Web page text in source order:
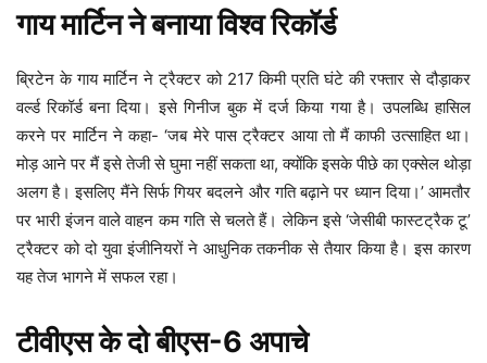
गाय मार्टिन ने बनाया विश्व रिकॉर्ड
ब्रिटेन के गाय मार्टिन ने ट्रैक्टर को 217 किमी प्रति घंटे की रफ्तार से दौड़ाकर
वर्ल्ड रिकॉर्ड बना दिया। इसे गिनीज बुक में दर्ज किया गया है। उपलब्धि हासिल
करने पर मार्टिन ने कहा- ‘जब मेरे पास ट्रैक्टर आया तो मैं काफी उत्साहित था।
मोड़ आने पर मैं इसे तेजी से घुमा नहीं सकता था, क्योंकि इसके पीछे का एक्सेल थोड़ा
अलग है। इसलिए मैंने सिर्फ गियर बदलने और गति बढ़ाने पर ध्यान दिया।’ आमतौर
पर भारी इंजन वाले वाहन कम गति से चलते हैं। लेकिन इसे ‘जेसीबी फास्टट्रैक टू’
ट्रैक्टर को दो युवा इंजीनियरों ने आधुनिक तकनीक से तैयार किया है। इस कारण
यह तेज भागने में सफल रहा।
टीवीएस के दो बीएस-6 अपाचे